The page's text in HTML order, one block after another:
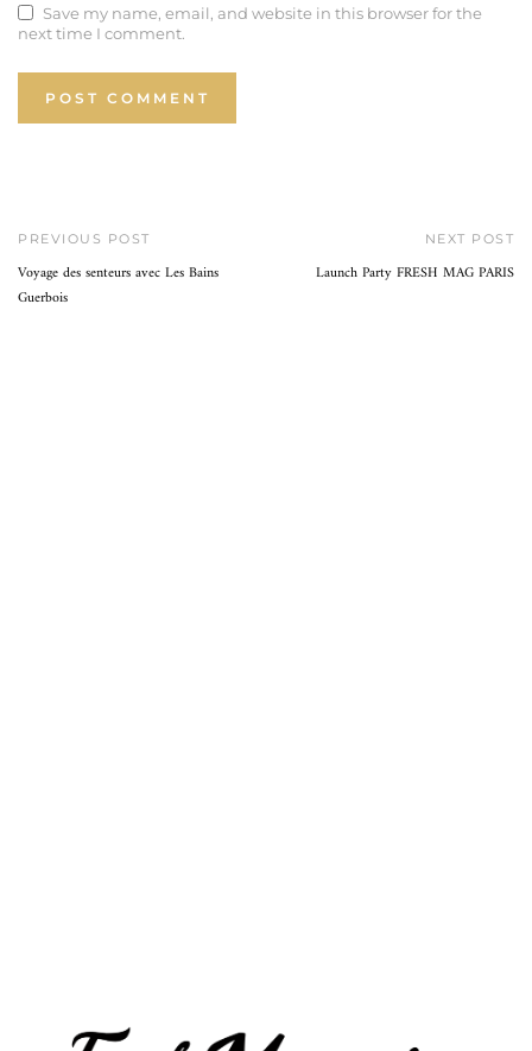
Save my name, email, and website in this browser for the
next time I comment.
PREVIOUS POST
Voyage des senteurs avec Les Bains
Guerbois
NEXT POST
Launch Party FRESH MAG PARIS